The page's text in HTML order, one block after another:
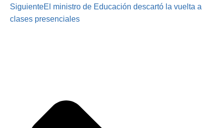
SiguienteEl ministro de Educación descartó la vuelta a
clases presenciales